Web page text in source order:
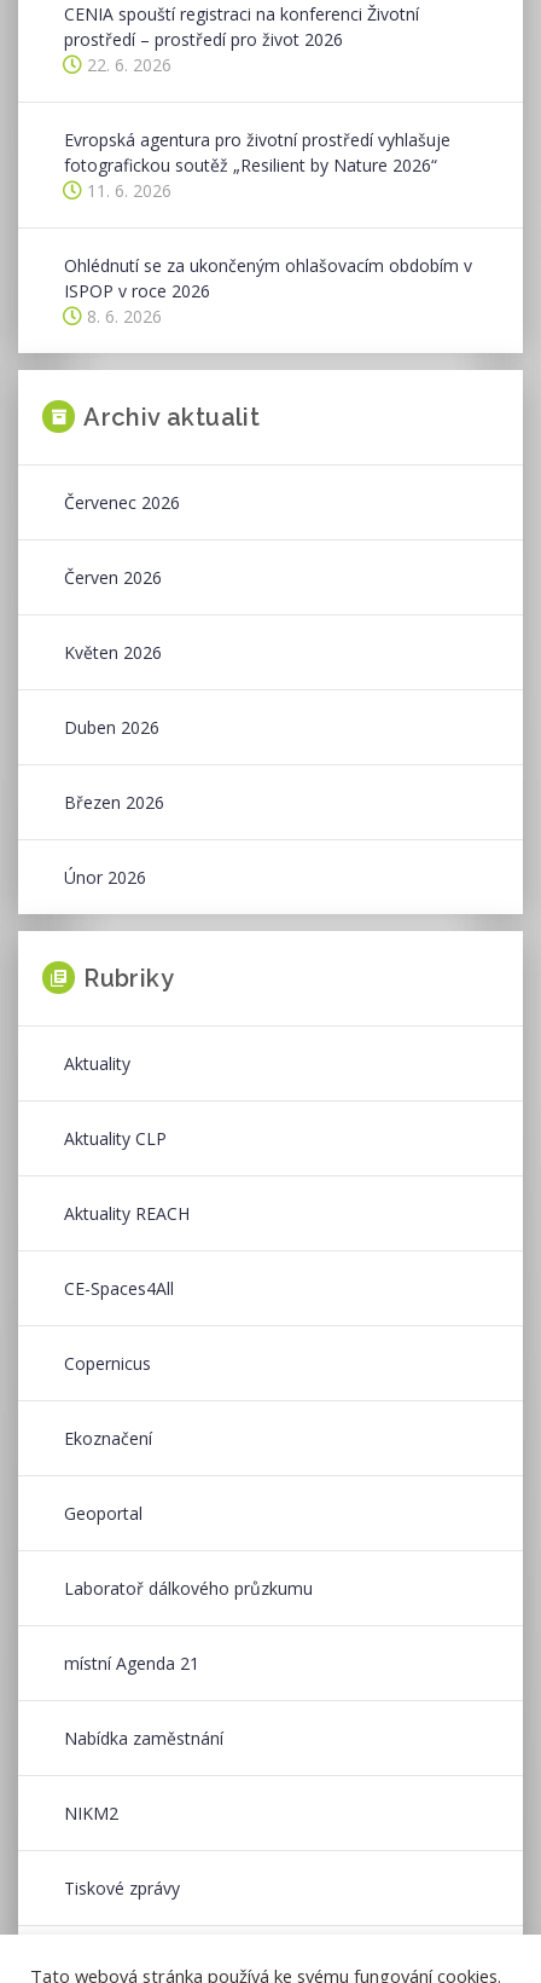
CENIA spouští registraci na konferenci Životní
prostředí – prostředí pro život 2026
22. 6. 2026
Evropská agentura pro životní prostředí vyhlašuje
fotografickou soutěž „Resilient by Nature 2026“
11. 6. 2026
Ohlédnutí se za ukončeným ohlašovacím obdobím v
ISPOP v roce 2026
8. 6. 2026
Archiv aktualit
Červenec 2026
Červen 2026
Květen 2026
Duben 2026
Březen 2026
Únor 2026
Rubriky
Aktuality
Aktuality CLP
Aktuality REACH
CE-Spaces4All
Copernicus
Ekoznačení
Geoportal
Laboratoř dálkového průzkumu
místní Agenda 21
Nabídka zaměstnání
NIKM2
Tiskové zprávy
Tato webová stránka používá ke svému fungování cookies.